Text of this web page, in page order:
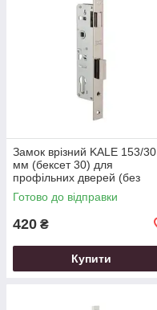
Замок врізний KALE 153/30
мм (бексет 30) для
профільних дверей (без
відповідної планки)
Готово до відправки
420 ₴
Купити